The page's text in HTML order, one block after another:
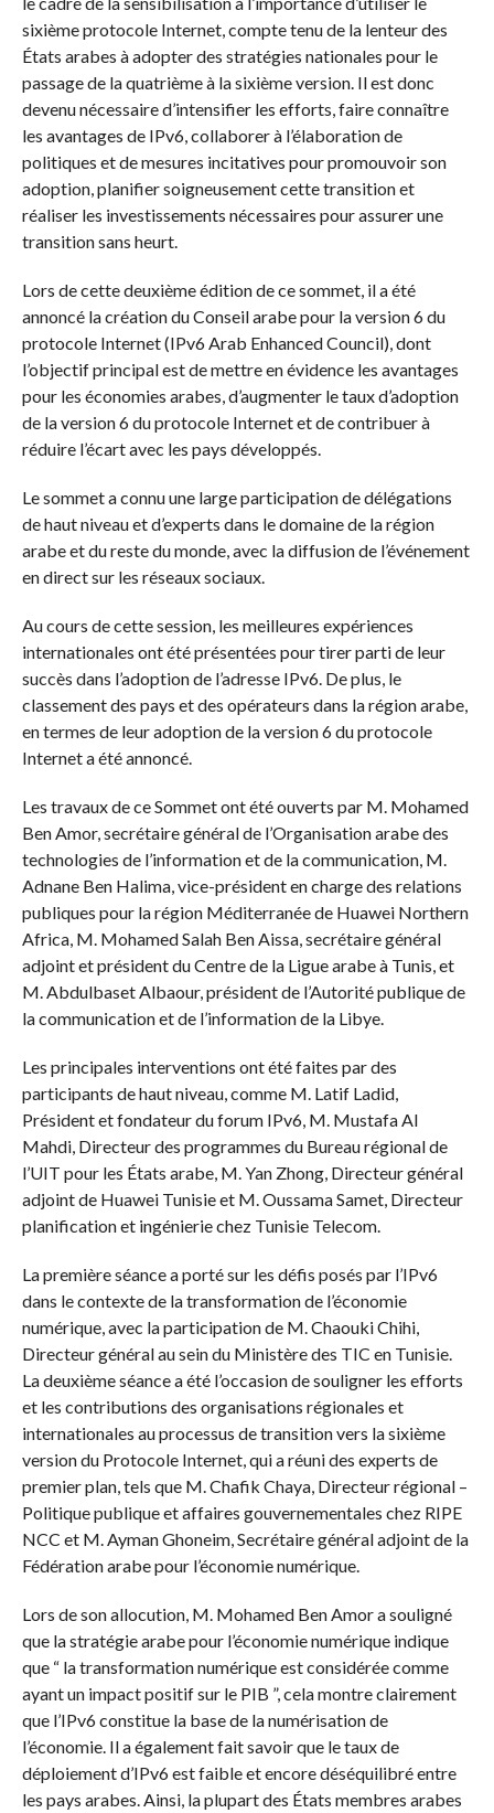
sixième protocole Internet, compte tenu de la lenteur des
États arabes à adopter des stratégies nationales pour le
passage de la quatrième à la sixième version. Il est donc
devenu nécessaire d’intensifier les efforts, faire connaître
les avantages de IPv6, collaborer à l’élaboration de
politiques et de mesures incitatives pour promouvoir son
adoption, planifier soigneusement cette transition et
réaliser les investissements nécessaires pour assurer une
transition sans heurt.
Lors de cette deuxième édition de ce sommet, il a été
annoncé la création du Conseil arabe pour la version 6 du
protocole Internet (IPv6 Arab Enhanced Council), dont
l’objectif principal est de mettre en évidence les avantages
pour les économies arabes, d’augmenter le taux d’adoption
de la version 6 du protocole Internet et de contribuer à
réduire l’écart avec les pays développés.
Le sommet a connu une large participation de délégations
de haut niveau et d’experts dans le domaine de la région
arabe et du reste du monde, avec la diffusion de l’événement
en direct sur les réseaux sociaux.
Au cours de cette session, les meilleures expériences
internationales ont été présentées pour tirer parti de leur
succès dans l’adoption de l’adresse IPv6. De plus, le
classement des pays et des opérateurs dans la région arabe,
en termes de leur adoption de la version 6 du protocole
Internet a été annoncé.
Les travaux de ce Sommet ont été ouverts par M. Mohamed
Ben Amor, secrétaire général de l’Organisation arabe des
technologies de l’information et de la communication, M.
Adnane Ben Halima, vice-président en charge des relations
publiques pour la région Méditerranée de Huawei Northern
Africa, M. Mohamed Salah Ben Aissa, secrétaire général
adjoint et président du Centre de la Ligue arabe à Tunis, et
M. Abdulbaset Albaour, président de l’Autorité publique de
la communication et de l’information de la Libye.
Les principales interventions ont été faites par des
participants de haut niveau, comme M. Latif Ladid,
Président et fondateur du forum IPv6, M. Mustafa Al
Mahdi, Directeur des programmes du Bureau régional de
l’UIT pour les États arabe, M. Yan Zhong, Directeur général
adjoint de Huawei Tunisie et M. Oussama Samet, Directeur
planification et ingénierie chez Tunisie Telecom.
La première séance a porté sur les défis posés par l’IPv6
dans le contexte de la transformation de l’économie
numérique, avec la participation de M. Chaouki Chihi,
Directeur général au sein du Ministère des TIC en Tunisie.
La deuxième séance a été l’occasion de souligner les efforts
et les contributions des organisations régionales et
internationales au processus de transition vers la sixième
version du Protocole Internet, qui a réuni des experts de
premier plan, tels que M. Chafik Chaya, Directeur régional –
Politique publique et affaires gouvernementales chez RIPE
NCC et M. Ayman Ghoneim, Secrétaire général adjoint de la
Fédération arabe pour l’économie numérique.
Lors de son allocution, M. Mohamed Ben Amor a souligné
que la stratégie arabe pour l’économie numérique indique
que “ la transformation numérique est considérée comme
ayant un impact positif sur le PIB ”, cela montre clairement
que l’IPv6 constitue la base de la numérisation de
l’économie. Il a également fait savoir que le taux de
déploiement d’IPv6 est faible et encore déséquilibré entre
les pays arabes. Ainsi, la plupart des États membres arabes